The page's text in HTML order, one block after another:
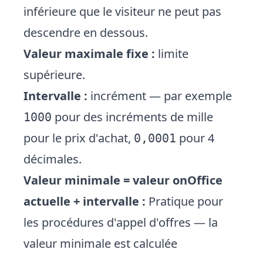
inférieure que le visiteur ne peut pas
descendre en dessous.
Valeur maximale fixe : limite
supérieure.
Intervalle : incrément — par exemple
1000 pour des incréments de mille
pour le prix d'achat, 0,0001 pour 4
décimales.
Valeur minimale = valeur onOffice
actuelle + intervalle : Pratique pour
les procédures d'appel d'offres — la
valeur minimale est calculée